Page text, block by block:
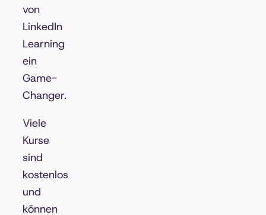
von
LinkedIn
Learning
ein
Game-
Changer.
Viele
Kurse
sind
kostenlos
und
können